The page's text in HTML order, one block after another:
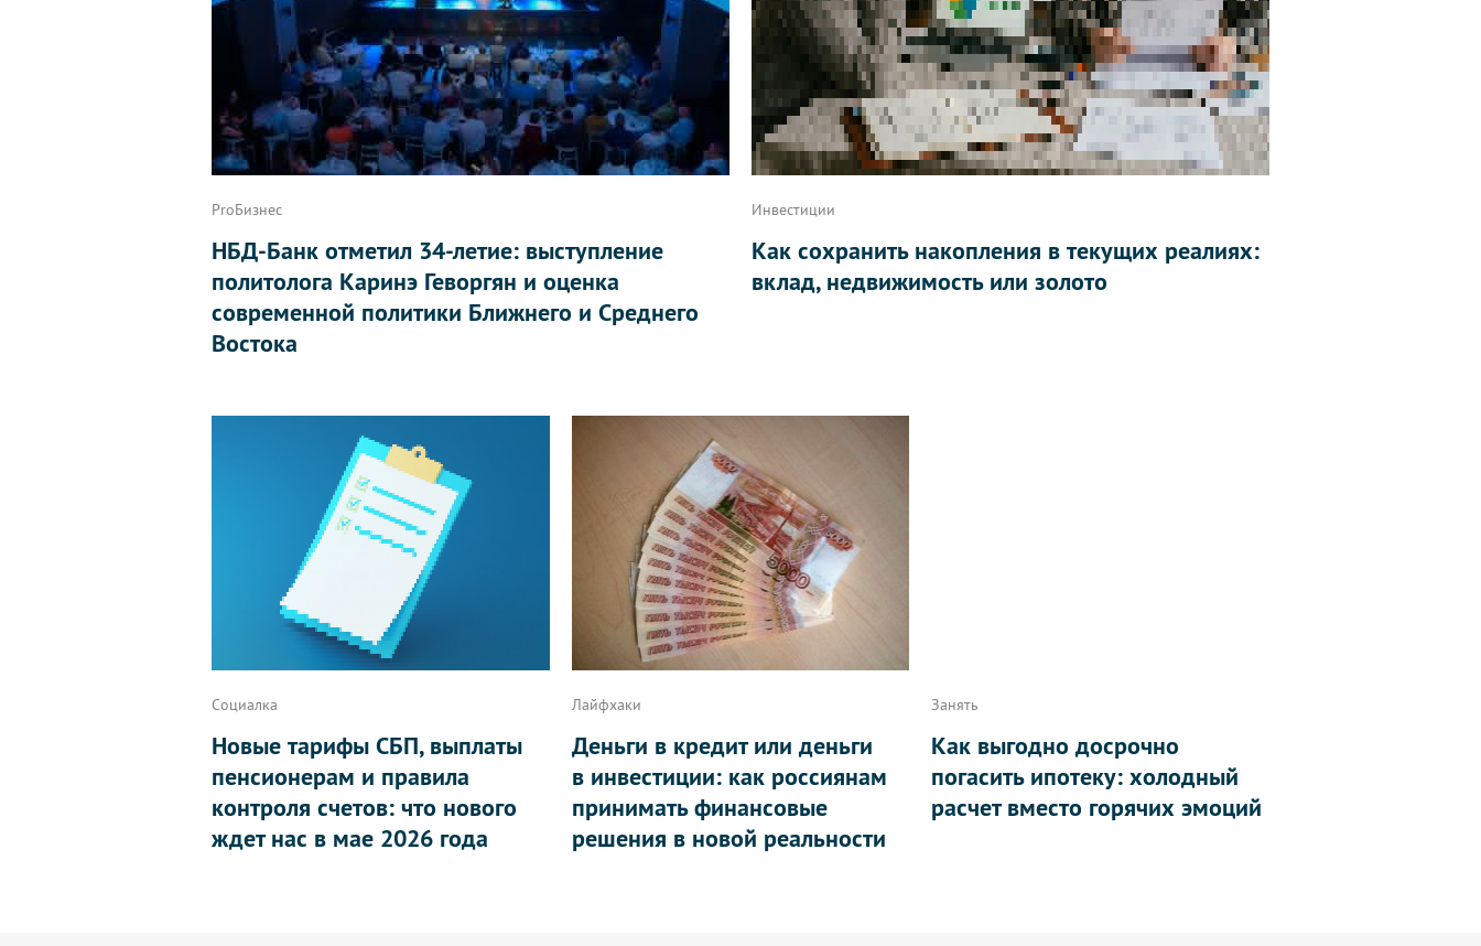
ProБизнес
НБД-Банк отметил 34-летие: выступление
политолога Каринэ Геворгян и оценка
современной политики Ближнего и Среднего
Востока
Инвестиции
Как сохранить накопления в текущих реалиях:
вклад, недвижимость или золото
Социалка
Новые тарифы СБП, выплаты
пенсионерам и правила
контроля счетов: что нового
ждет нас в мае 2026 года
Лайфхаки
Деньги в кредит или деньги
в инвестиции: как россиянам
принимать финансовые
решения в новой реальности
Занять
Как выгодно досрочно
погасить ипотеку: холодный
расчет вместо горячих эмоций